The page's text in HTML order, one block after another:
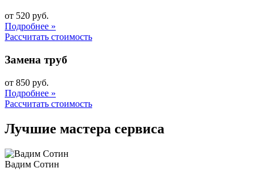
от 520 руб.
Подробнее »
Рассчитать стоимость
Замена труб
от 850 руб.
Подробнее »
Рассчитать стоимость
Лучшие мастера сервиса
Вадим Сотин